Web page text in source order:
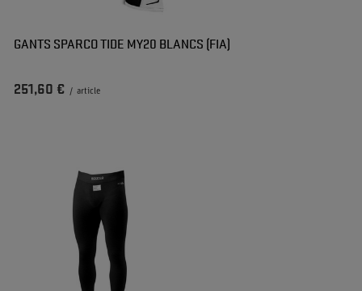
GANTS SPARCO TIDE MY20 BLANCS (FIA)
251,60 € / article